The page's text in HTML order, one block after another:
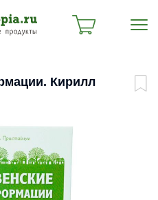
Кирилл